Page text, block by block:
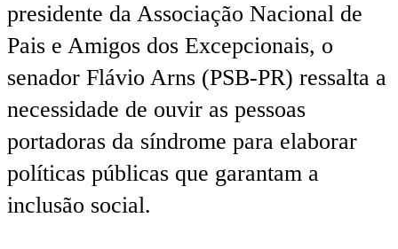
presidente da Associação Nacional de
Pais e Amigos dos Excepcionais, o
senador Flávio Arns (PSB-PR) ressalta a
necessidade de ouvir as pessoas
portadoras da síndrome para elaborar
políticas públicas que garantam a
inclusão social.